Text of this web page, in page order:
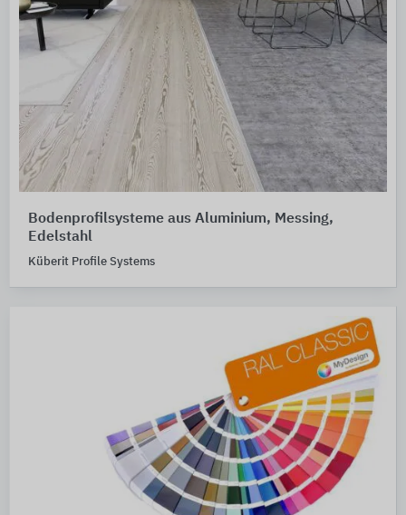
Bodenprofilsysteme aus Aluminium, Messing,
Edelstahl
Küberit Profile Systems